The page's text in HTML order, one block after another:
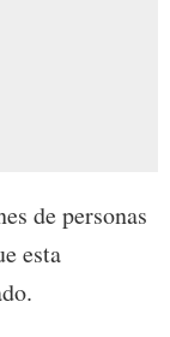
de personas
esta